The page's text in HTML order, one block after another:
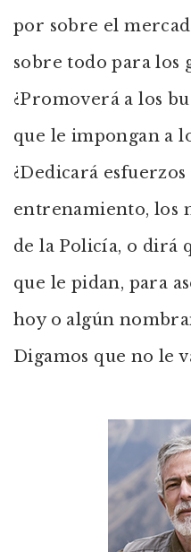
por sobre el
sobre todo para los
¿Promoverá a los
que le impongan a
¿Dedicará
entrenamiento, los
de la Policía, o dirá
que le pidan, para
hoy o algún
Digamos que no le